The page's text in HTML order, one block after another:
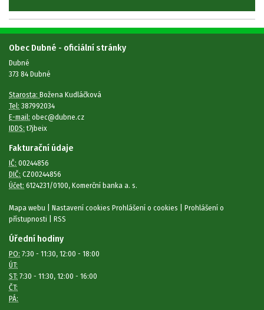
Obec Dubné - oficiální stránky
Dubné
373 84 Dubné
Starosta: Božena Kudláčková
Tel: 387992034
E-mail: obec@dubne.cz
IDDS: t7jbeix
Fakturační údaje
IČ: 00244856
DIČ: CZ00244856
Účet: 6124231/0100, Komerční banka a. s.
Mapa webu Nastavení cookies Prohlášení o cookies
Prohlášení o
přístupnosti
RSS
Úřední hodiny
PO: 7:30 - 11:30, 12:00 - 18:00
ÚT:
ST: 7:30 - 11:30, 12:00 - 16:00
ČT:
PÁ: